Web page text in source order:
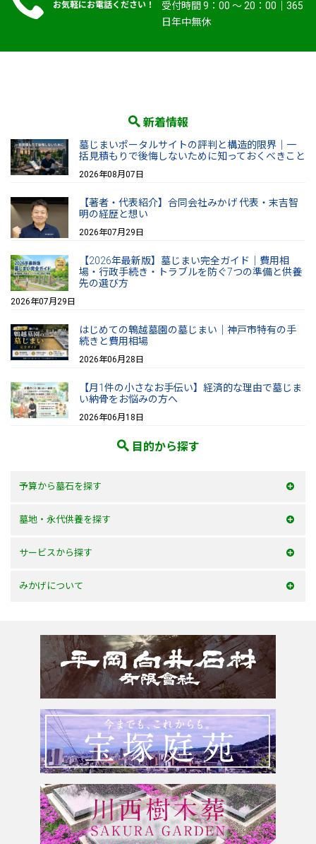
お気軽にお電話ください！
受付時間 9：00 〜 20：00｜365
日年中無休
新着情報
墓じまいポータルサイトの評判と構造的限界｜一
括見積もりで後悔しないために知っておくべきこと
2026年08月07日
【著者・代表紹介】合同会社みかげ 代表・末吉智
明の経歴と想い
2026年07月29日
【2026年最新版】墓じまい完全ガイド｜費用相
場・行政手続き・トラブルを防ぐ7つの準備と供養
先の選び方
2026年07月29日
はじめての鵯越墓園の墓じまい｜神戸市特有の手
続きと費用相場
2026年06月28日
【月1件の小さなお手伝い】経済的な理由で墓じま
い納骨をお悩みの方へ
2026年06月18日
目的から探す
予算から墓石を探す
50万以内
100万以内
150万以内
墓地・永代供養を探す
大阪府
兵庫県
奈良県
和歌山県
サービスから探す
お墓を建てる
墓じまい・改葬
追加文字彫刻
みかげについて
会社案内
よくあるご質問
お問合せ